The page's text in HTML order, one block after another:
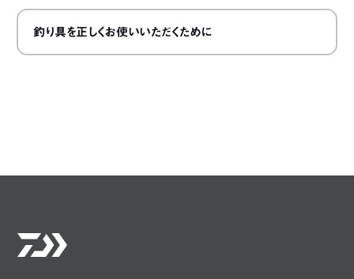
釣り具を正しくお使いいただくために